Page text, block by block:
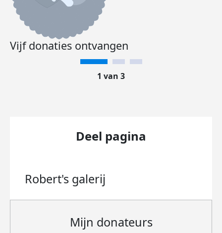
Vijf donaties ontvangen
1 van 3
Deel pagina
Robert's galerij
Mijn donateurs